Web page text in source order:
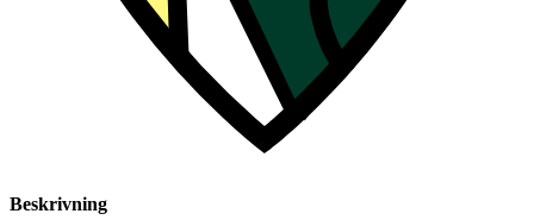
Beskrivning